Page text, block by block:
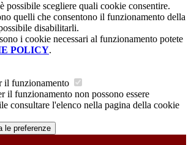
possibile scegliere quali cookie consentire.
quelli che consentono il funzionamento della
disabilitarli.
i cookie necessari al funzionamento potete
POLICY.
il funzionamento
il funzionamento non possono essere
consultare l'elenco nella pagina della cookie
le preferenze